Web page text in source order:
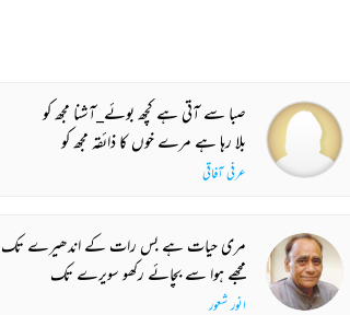
صبا سے آتی ہے کچھ بوئے_آشنا مجھ کو
بلا رہا ہے مرے خوں کا ذائقہ مجھ کو
عرفی آفاقی
مری حیات ہے بس رات کے اندھیرے تک
مجھے ہوا سے بچائے رکھو سویرے تک
انور شعور